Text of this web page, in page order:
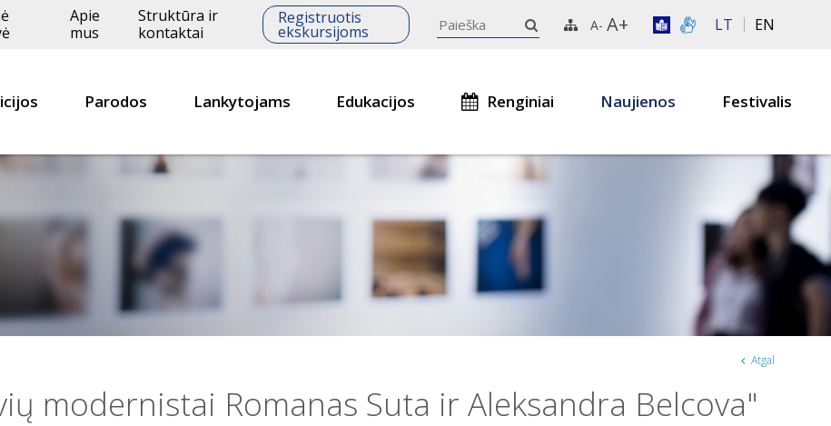
Apie
mus
Struktūra ir
kontaktai
Registruotis
ekskursijoms A- A+ LT EN
Parodos Lankytojams Edukacijos Renginiai Naujienos Festivalis
Atgal
modernistai Romanas Suta ir Aleksandra Belcova"